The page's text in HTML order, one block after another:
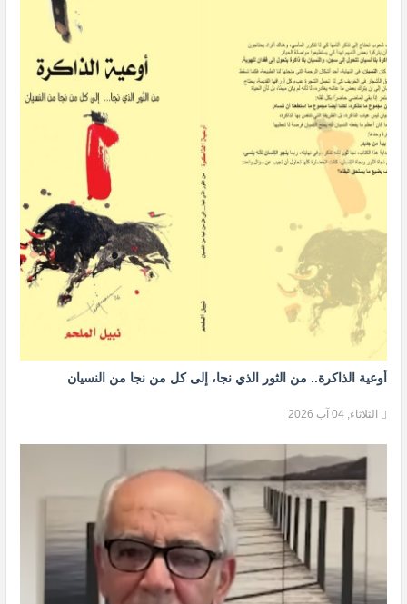
أوعية الذاكرة.. من الثور الذي نجا، إلى كل من نجا من النسيان
الثلاثاء, 04 آب 2026